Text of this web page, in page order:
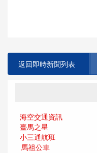
返回即時新聞列表
海空交通資訊
臺馬之星
小三通航班
馬祖公車